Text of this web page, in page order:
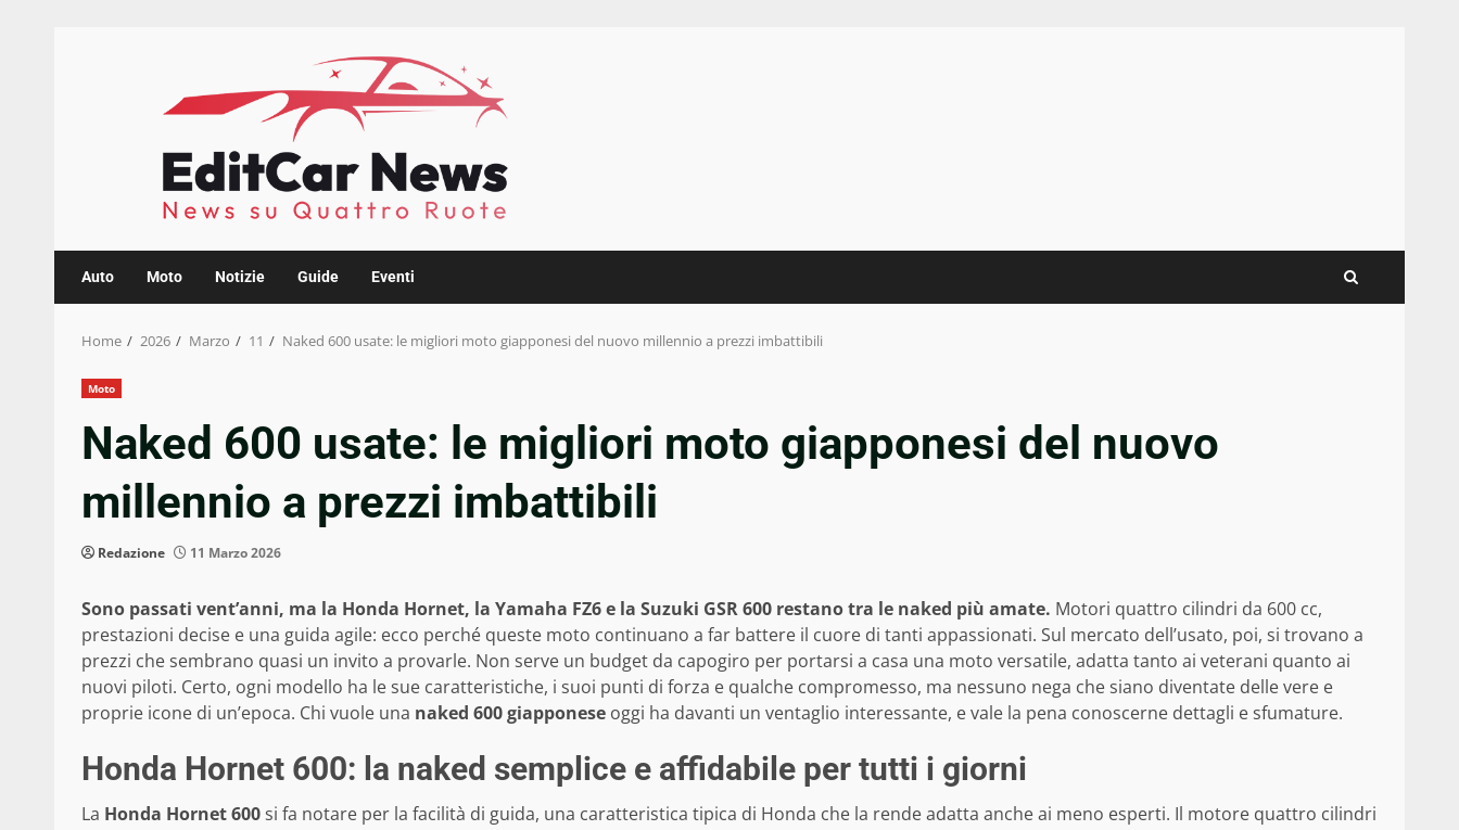
Auto Moto Notizie Guide Eventi
Home 2026 Marzo 11 Naked 600 usate: le migliori moto giapponesi del nuovo millennio a prezzi imbattibili
Moto
Naked 600 usate: le migliori moto giapponesi del nuovo
millennio a prezzi imbattibili
Redazione 11 Marzo 2026
Sono passati vent’anni, ma la Honda Hornet, la Yamaha FZ6 e la Suzuki GSR 600 restano tra le naked più amate. Motori quattro cilindri da 600 cc,
prestazioni decise e una guida agile: ecco perché queste moto continuano a far battere il cuore di tanti appassionati. Sul mercato dell’usato, poi, si trovano a
prezzi che sembrano quasi un invito a provarle. Non serve un budget da capogiro per portarsi a casa una moto versatile, adatta tanto ai veterani quanto ai
nuovi piloti. Certo, ogni modello ha le sue caratteristiche, i suoi punti di forza e qualche compromesso, ma nessuno nega che siano diventate delle vere e
proprie icone di un’epoca. Chi vuole una naked 600 giapponese oggi ha davanti un ventaglio interessante, e vale la pena conoscerne dettagli e sfumature.
Honda Hornet 600: la naked semplice e affidabile per tutti i giorni
La Honda Hornet 600si fa notare per la facilità di guida, una caratteristica tipica di Honda che la rende adatta anche ai meno esperti. Il motore quattro cilindri